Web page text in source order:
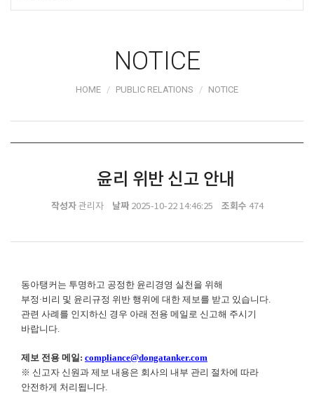
NOTICE
HOME PUBLIC RELATIONS NOTICE
윤리 위반 신고 안내
작성자관리자 날짜2025-10-22 14:46:25 조회수 474
동아탱커는 투명하고 공정한 윤리경영 실천을 위해
부정·비리 및 윤리규정 위반 행위에 대한 제보를 받고 있습니다.
관련 사례를 인지하신 경우 아래 전용 메일로 신고해 주시기
바랍니다.
제보 전용 메일: compliance@dongatanker.com
※ 신고자 신원과 제보 내용은 회사의 내부 관리 절차에 따라
안전하게 처리됩니다.